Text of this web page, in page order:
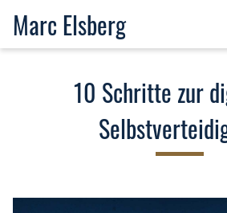
Marc Elsberg
10 Schritte zur